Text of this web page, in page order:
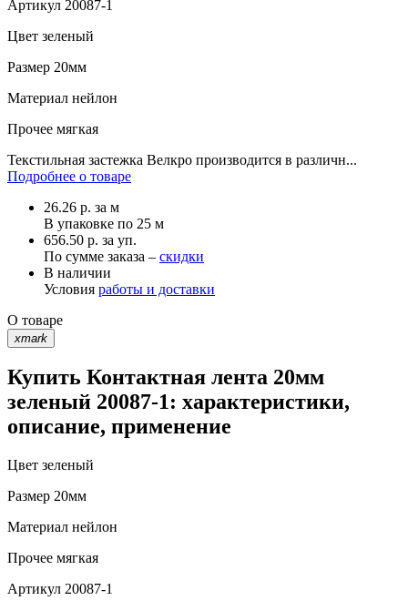
Артикул 20087-1
Цвет зеленый
Размер 20мм
Материал нейлон
Прочее мягкая
Текстильная застежка Велкро производится в различн...
Подробнее о товаре
26.26 р. за м
В упаковке по 25 м
656.50 р. за уп.
По сумме заказа – скидки
В наличии
Условия работы и доставки
О товаре
xmark
Купить Контактная лента 20мм
зеленый 20087-1: характеристики,
описание, применение
Цвет зеленый
Размер 20мм
Материал нейлон
Прочее мягкая
Артикул 20087-1